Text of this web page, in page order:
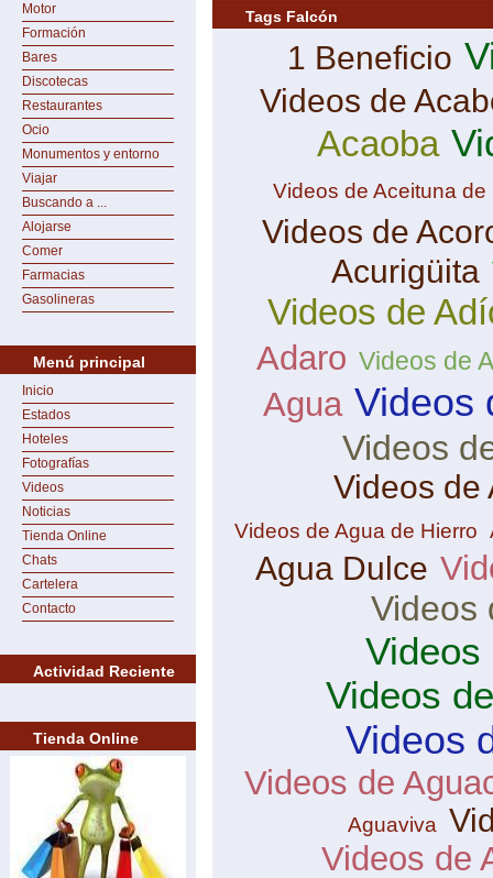
Motor
Formación
Bares
Discotecas
Restaurantes
Ocio
Monumentos y entorno
Viajar
Buscando a ...
Alojarse
Comer
Farmacias
Gasolineras
Menú principal
Inicio
Estados
Hoteles
Fotografías
Videos
Noticias
Tienda Online
Chats
Cartelera
Contacto
Actividad Reciente
Tienda Online
Tags Falcón
1 Beneficio
Videos de
Acaoba
Videos de Aceituna de
Videos de
Acurigüita
Videos de
Adaro Videos de
Agua Videos
Videos
Videos de
Videos de Agua de Hierro
Agua Dulce
Videos
Videos
Videos
Videos
Videos de
Aguaviva
Videos de